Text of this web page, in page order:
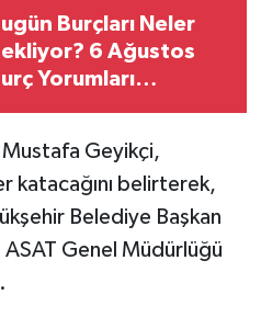
Burçları Neler
6 Ağustos
Yorumları
Mustafa Geyikçi,
katacağını belirterek,
Belediye Başkan
Genel Müdürlüğü